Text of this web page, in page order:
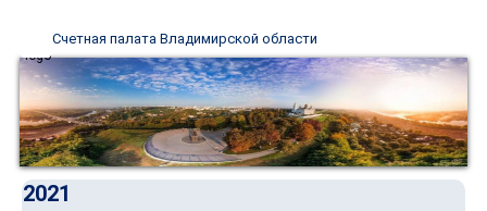
Счетная палата Владимирской области
2021